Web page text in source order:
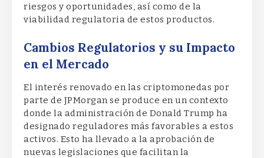
riesgos y oportunidades, así como de la
viabilidad regulatoria de estos productos.
Cambios Regulatorios y su Impacto
en el Mercado
El interés renovado en las criptomonedas por
parte de JPMorgan se produce en un contexto
donde la administración de Donald Trump ha
designado reguladores más favorables a estos
activos. Esto ha llevado a la aprobación de
nuevas legislaciones que facilitan la